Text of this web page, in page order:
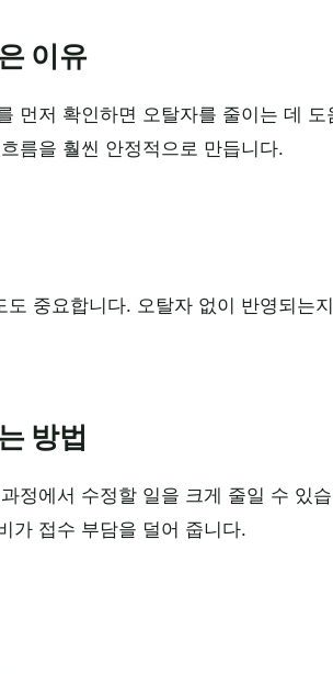
이유
먼저 확인하면 오탈자를 줄이는 데
름을 훨씬 안정적으로 만듭니다.
중요합니다. 오탈자 없이 반영되는
방법
정에서 수정할 일을 크게 줄일 수 있
가 접수 부담을 덜어 줍니다.